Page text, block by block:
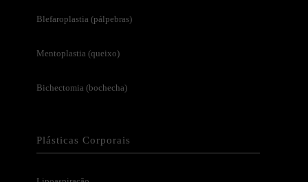
Blefaroplastia (pálpebras)
Mentoplastia (queixo)
Bichectomia (bochecha)
Plásticas Corporais